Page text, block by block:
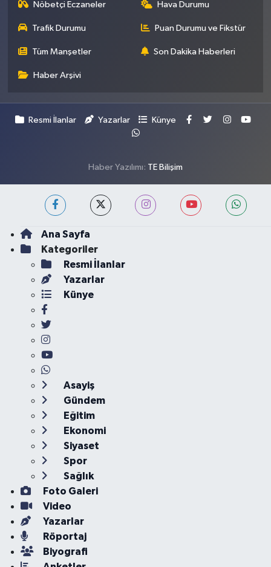
Nöbetçi Eczaneler Hava Durumu
Trafik Durumu Puan Durumu ve Fikstür
Tüm Manşetler Son Dakika Haberleri
Haber Arşivi
Resmi İlanlar Yazarlar Künye
Haber Yazılımı: TE Bilişim
Ana Sayfa
Kategoriler
Resmi İlanlar
Yazarlar
Künye
Asayiş
Gündem
Eğitim
Ekonomi
Siyaset
Spor
Sağlık
Foto Galeri
Video
Yazarlar
Röportaj
Biyografi